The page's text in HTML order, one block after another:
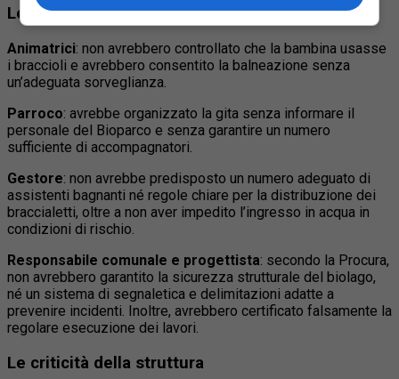
Le responsabilità contestate
Animatrici: non avrebbero controllato che la bambina usasse
i braccioli e avrebbero consentito la balneazione senza
un’adeguata sorveglianza.
Parroco: avrebbe organizzato la gita senza informare il
personale del Bioparco e senza garantire un numero
sufficiente di accompagnatori.
Gestore: non avrebbe predisposto un numero adeguato di
assistenti bagnanti né regole chiare per la distribuzione dei
braccialetti, oltre a non aver impedito l’ingresso in acqua in
condizioni di rischio.
Responsabile comunale e progettista: secondo la Procura,
non avrebbero garantito la sicurezza strutturale del biolago,
né un sistema di segnaletica e delimitazioni adatte a
prevenire incidenti. Inoltre, avrebbero certificato falsamente la
regolare esecuzione dei lavori.
Le criticità della struttura